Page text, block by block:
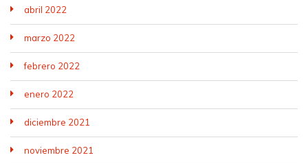
abril 2022
marzo 2022
febrero 2022
enero 2022
diciembre 2021
noviembre 2021